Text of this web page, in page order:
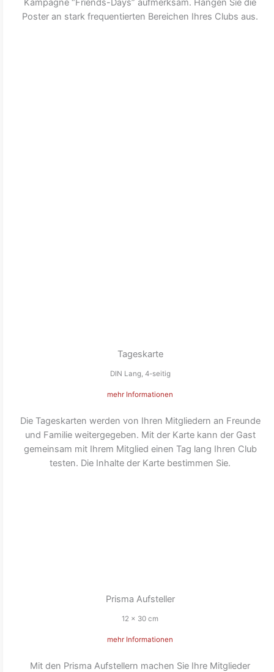
Poster an stark frequentierten Bereichen Ihres Clubs aus.
Tageskarte
DIN Lang, 4-seitig
mehr Informationen
Die Tageskarten werden von Ihren Mitgliedern an Freunde
und Familie weitergegeben. Mit der Karte kann der Gast
gemeinsam mit Ihrem Mitglied einen Tag lang Ihren Club
testen. Die Inhalte der Karte bestimmen Sie.
Prisma Aufsteller
12 x 30 cm
mehr Informationen
Mit den Prisma Aufstellern machen Sie Ihre Mitglieder